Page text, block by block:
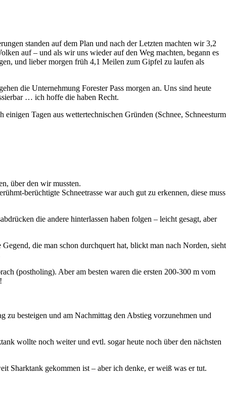
standen auf dem Plan und nach der Letzten machten wir 3,2
auf – und als wir uns wieder auf den Weg machten, begann es
und lieber morgen früh 4,1 Meilen zum Gipfel zu laufen als
die Unternehmung Forester Pass morgen an. Uns sind heute
… ich hoffe die haben Recht.
Tagen aus wettertechnischen Gründen (Schnee, Schneesturm
über den wir mussten.
berüchtigte Schneetrasse war auch gut zu erkennen, diese muss
die andere hinterlassen haben folgen – leicht gesagt, aber
die man schon durchquert hat, blickt man nach Norden, sieht
(postholing). Aber am besten waren die ersten 200-300 m vom
zu besteigen und am Nachmittag den Abstieg vorzunehmen und
wollte noch weiter und evtl. sogar heute noch über den nächsten
Sharktank gekommen ist – aber ich denke, er weiß was er tut.